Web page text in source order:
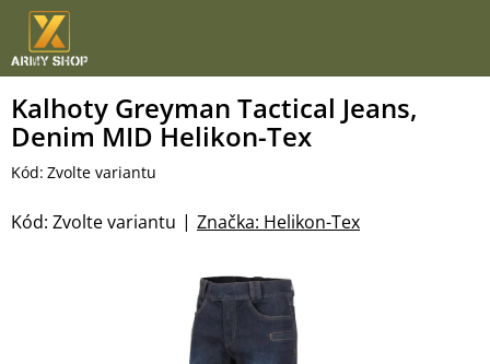
Přejít
obsah
Kalhoty Greyman Tactical Jeans,
Denim MID Helikon-Tex
Kód: Zvolte variantu
Značka: Helikon-Tex
Kód: Zvolte variantu